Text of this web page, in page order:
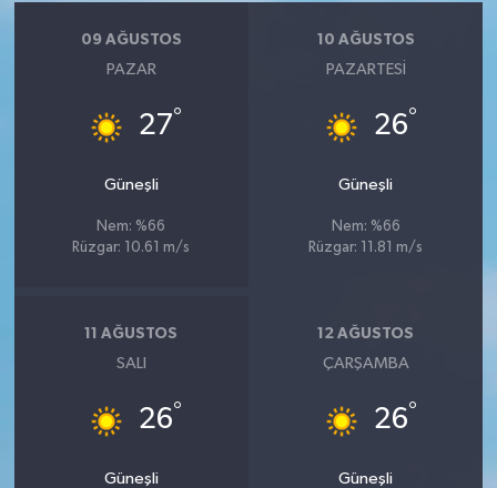
09 AĞUSTOS
PAZAR
27°
Güneşli
Nem: %66
Rüzgar: 10.61 m/s
10 AĞUSTOS
PAZARTESI
26°
Güneşli
Nem: %66
Rüzgar: 11.81 m/s
11 AĞUSTOS
SALI
26°
Güneşli
12 AĞUSTOS
ÇARŞAMBA
26°
Güneşli